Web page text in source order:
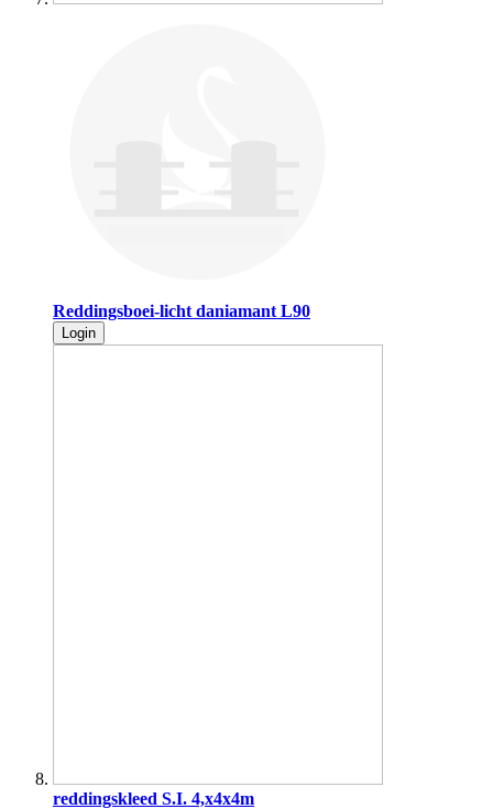
Reddingsboei-licht daniamant L90
Login
reddingskleed S.I. 4,x4x4m